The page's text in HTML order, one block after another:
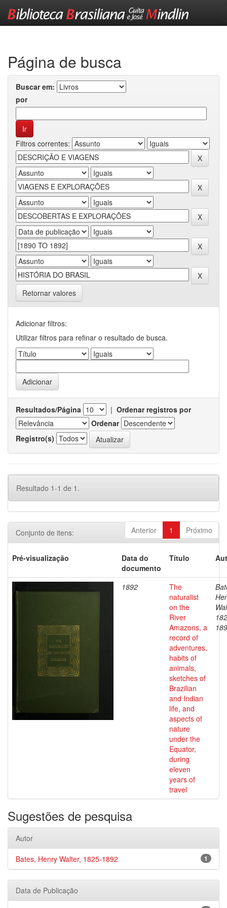
Página de busca
Buscar em:
por
Filtros correntes:
Retornar valores
Adicionar filtros:
Utilizar filtros para refinar o resultado de busca.
Resultados/Página | Ordenar registros por
Ordenar
Registro(s)
Resultado 1-1 de 1.
Anterior 1 Próximo
Conjunto de itens:
Pré-visualização
Data do
documento
Título
1892
The
naturalist
on the
River
Amazons, a
record of
adventures,
habits of
animals,
sketches of
Brazilian
and Indian
life, and
aspects of
nature
under the
Equator,
during
eleven
years of
travel
Sugestões de pesquisa
Autor
1
Bates, Henry Walter, 1825-1892
Data de Publicação